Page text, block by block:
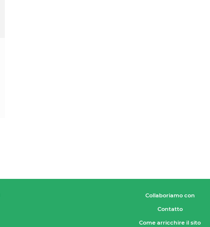
Collaboriamo con
Contatto
Come arricchire il sito